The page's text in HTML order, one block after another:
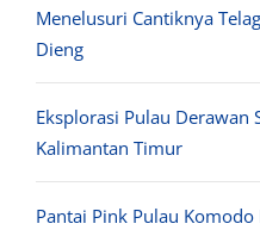
Menelusuri Cantiknya
Dieng
Eksplorasi Pulau Derawan
Kalimantan Timur
Pantai Pink Pulau